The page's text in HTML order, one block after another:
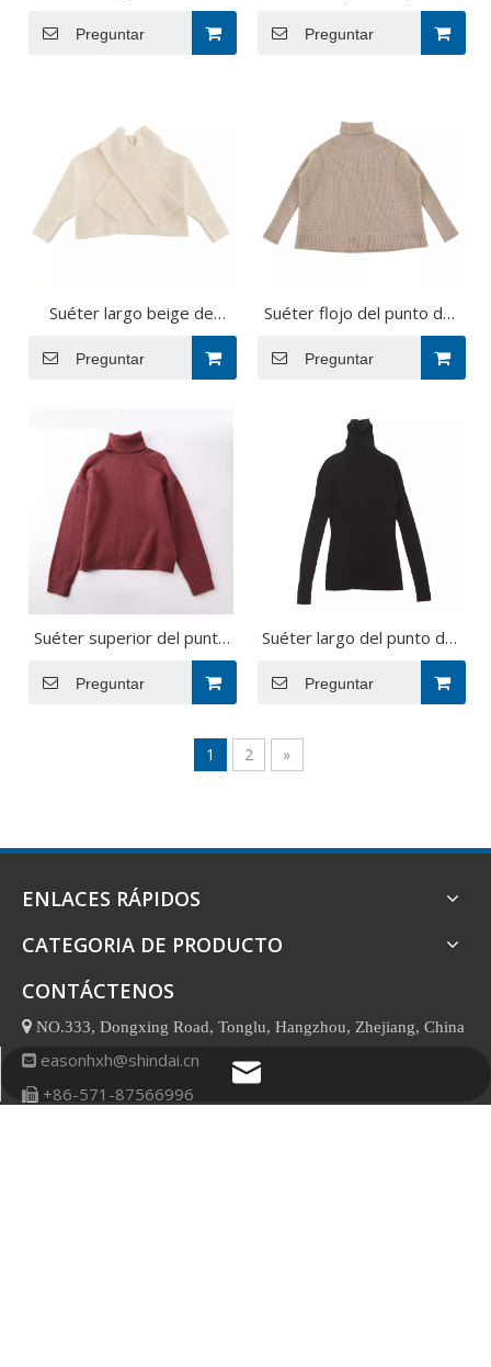
punto del jersey de las
mujeres del negro del
cuello alto de la manga del
invierno
Preguntar
del jersey de las mujeres
de la manga larga de la
cachemira gris de encargo
Preguntar
Suéter largo beige de
encargo del punto del top
del jersey de las mujeres
del cuello alto de la manga
caída del invierno
Preguntar
Suéter flojo del punto del
jersey de las mujeres de la
manga larga de encargo
de la fábrica del OEM del
Preguntar
Suéter superior del punto
del jersey de las mujeres
de la manga larga de las
lanas rojas de encargo de
la fábrica del OEM del
Preguntar
Suéter largo del punto del
jersey de las mujeres del
negro del cuello alto de la
manga de las lanas de
encargo de la fábrica del
Preguntar
1 2 »
ENLACES RÁPIDOS
CATEGORIA DE PRODUCTO
CONTÁCTENOS
 NO.333, Dongxing Road, Tonglu, Hangzhou, Zhejiang, China
 easonhxh@shindai.cn
 +86-571-87566996
easonhxh@shindai.cn